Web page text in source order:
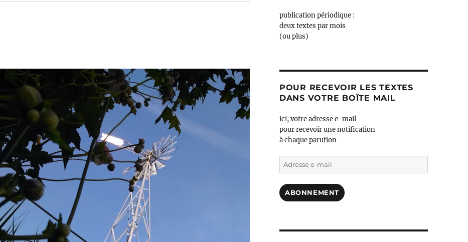
publication périodique :
deux textes par mois
(ou plus)
POUR RECEVOIR LES TEXTES
DANS VOTRE BOÎTE MAIL
ici, votre adresse e-mail
pour recevoir une notification
à chaque parution
Adresse
e-
ABONNEMENT